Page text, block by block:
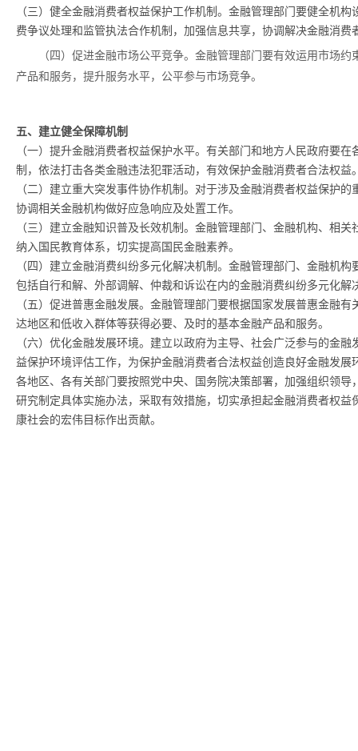
（三）健全金融消费者权益保护工作机制。金融管理部门要健全机
费争议处理和监管执法合作机制，加强信息共享，协调解决金融消
（四）促进金融市场公平竞争。金融管理部门要有效运用市场
产品和服务，提升服务水平，公平参与市场竞争。
五、建立健全保障机制
（一）提升金融消费者权益保护水平。有关部门和地方人民政府要
制，依法打击各类金融违法犯罪活动，有效保护金融消费者合法权益
（二）建立重大突发事件协作机制。对于涉及金融消费者权益保护
协调相关金融机构做好应急响应及处置工作。
（三）建立金融知识普及长效机制。金融管理部门、金融机构、相
纳入国民教育体系，切实提高国民金融素养。
（四）建立金融消费纠纷多元化解决机制。金融管理部门、金融机
包括自行和解、外部调解、仲裁和诉讼在内的金融消费纠纷多元化
（五）促进普惠金融发展。金融管理部门要根据国家发展普惠金融
达地区和低收入群体等获得必要、及时的基本金融产品和服务。
（六）优化金融发展环境。建立以政府为主导、社会广泛参与的金
益保护环境评估工作，为保护金融消费者合法权益创造良好金融发展
各地区、各有关部门要按照党中央、国务院决策部署，加强组织领
研究制定具体实施办法，采取有效措施，切实承担起金融消费者权
康社会的宏伟目标作出贡献。